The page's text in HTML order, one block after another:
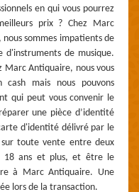
en qui vous pourrez
prix ? Chez Marc
sommes impatients de
de musique.
Marc Antiquaire, nous vous
cash mais nous pouvons
qui peut vous convenir le
une pièce d’identité
d'identité délivré par le
toute vente entre deux
18 ans et plus, et être le
à Marc Antiquaire. Une
lors de la transaction.